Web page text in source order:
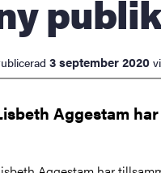
innovation
3 september 2020
Aggestam